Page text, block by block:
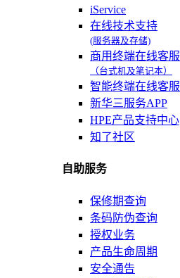
iService
在线技术支持
(服务器及存储)
商用终端在线客服
（台式机及笔记本）
智能终端在线客服
新华三服务APP
HPE产品支持中心
知了社区
自助服务
保修期查询
条码防伪查询
授权业务
产品生命周期
安全通告